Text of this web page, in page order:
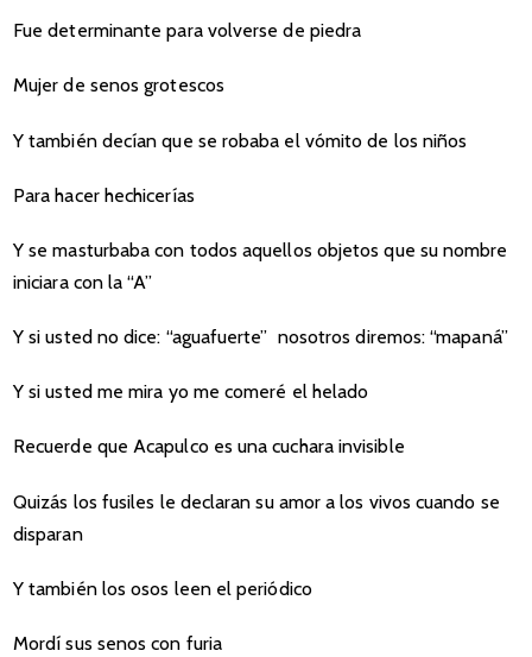
Fue determinante para volverse de piedra
Mujer de senos grotescos
Y también decían que se robaba el vómito de los niños
Para hacer hechicerías
Y se masturbaba con todos aquellos objetos que su nombre
iniciara con la “A”
Y si usted no dice: “aguafuerte” nosotros diremos: “mapaná”
Y si usted me mira yo me comeré el helado
Recuerde que Acapulco es una cuchara invisible
Quizás los fusiles le declaran su amor a los vivos cuando se
disparan
Y también los osos leen el periódico
Mordí sus senos con furia